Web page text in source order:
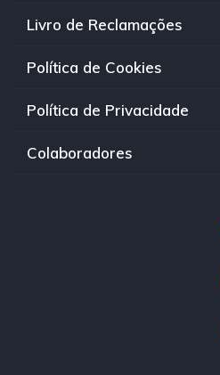
Livro de Reclamações
Política de Cookies
Política de Privacidade
Colaboradores